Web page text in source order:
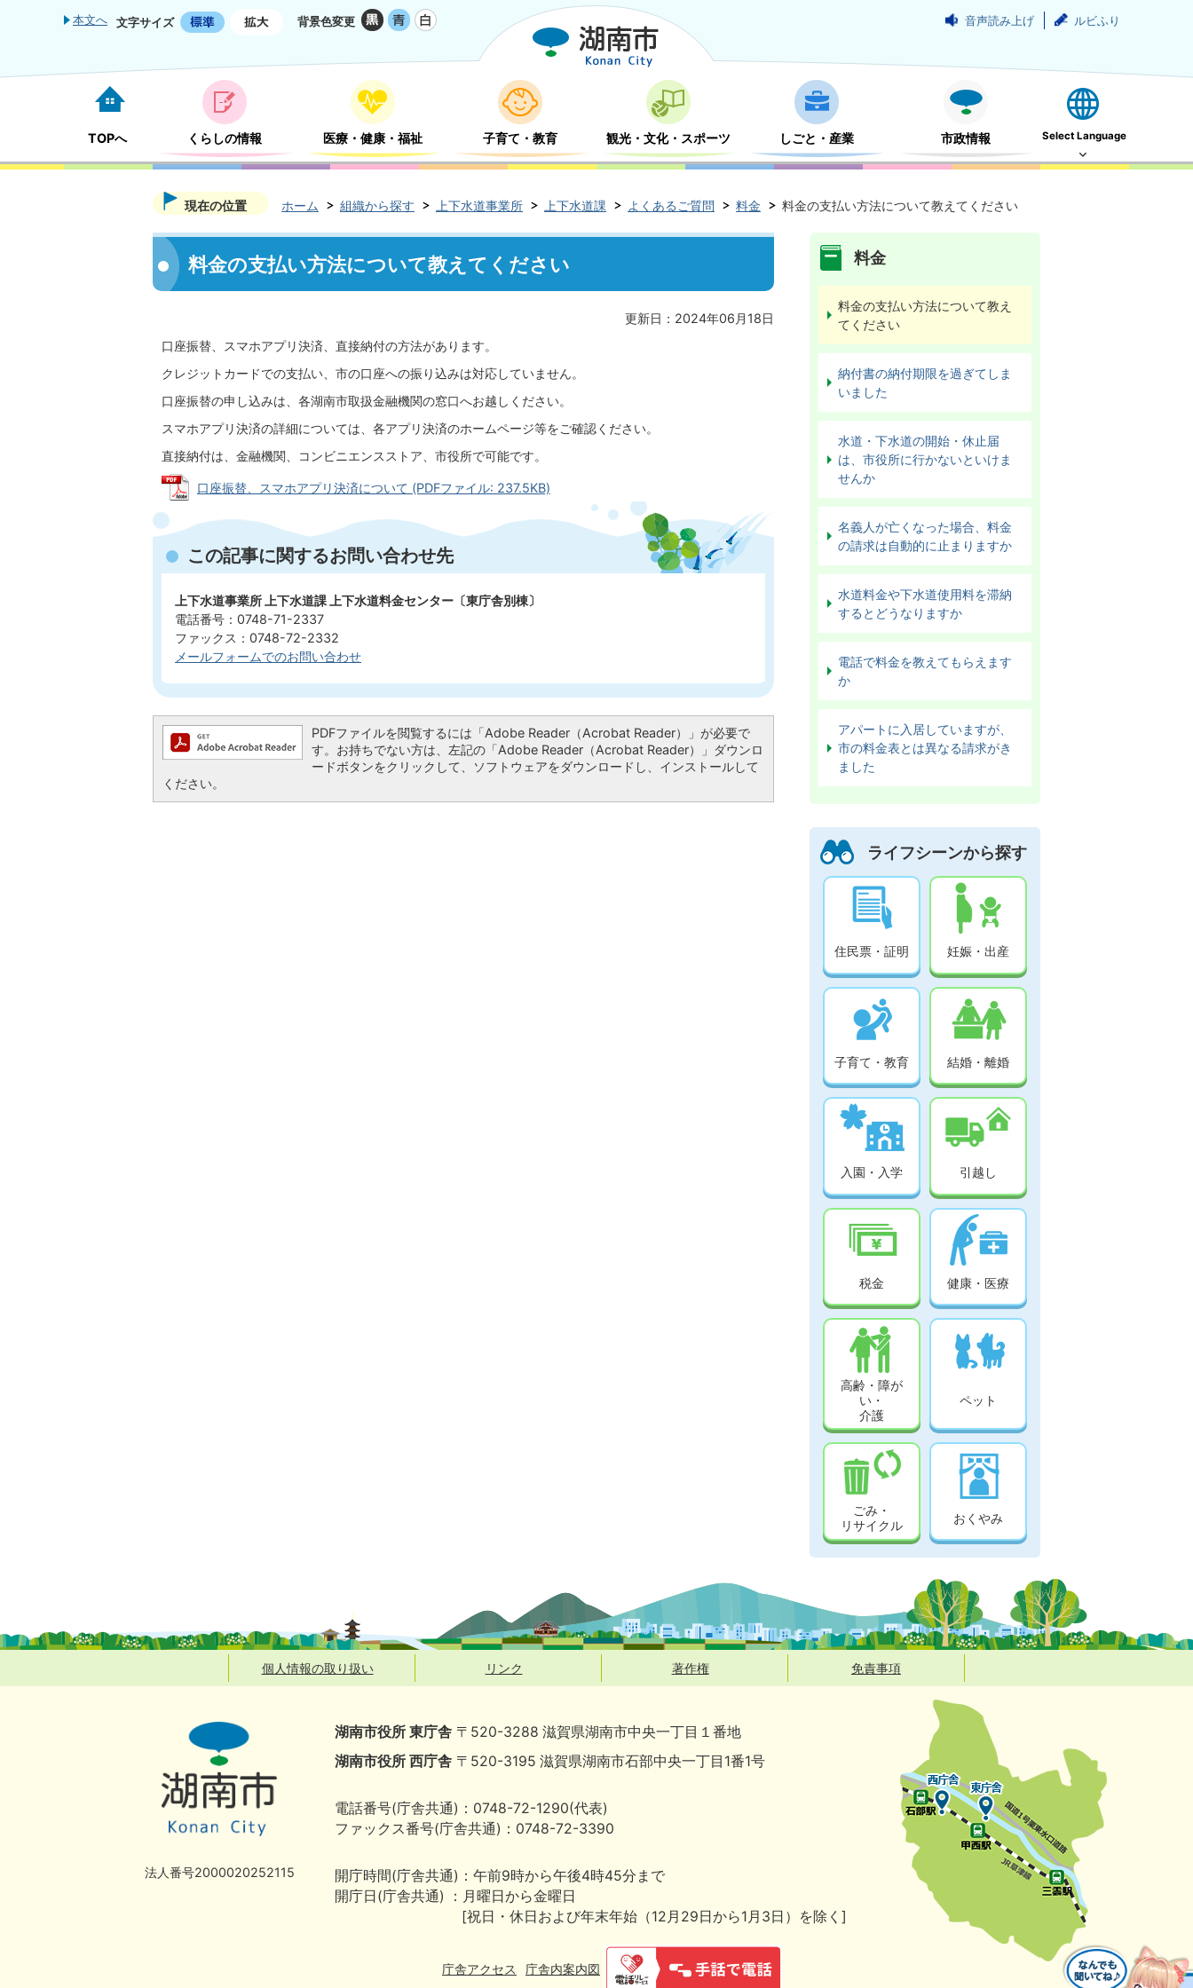
本文へ 文字サイズ 背景色変更 音声読み上げ ルビふり
TOPへ くらしの情報 医療・健康・福祉 子育て・教育 観光・文化・スポーツ しごと・産業 市政情報 Select Language
現在の位置 ホーム 組織から探す 上下水道事業所 上下水道課 よくあるご質問 料金 料金の支払い方法について教えてください
料金の支払い方法について教えてください
更新日：2024年06月18日
口座振替、スマホアプリ決済、直接納付の方法があります。
クレジットカードでの支払い、市の口座への振り込みは対応していません。
口座振替の申し込みは、各湖南市取扱金融機関の窓口へお越しください。
スマホアプリ決済の詳細については、各アプリ決済のホームページ等をご確認ください。
直接納付は、金融機関、コンビニエンスストア、市役所で可能です。
口座振替、スマホアプリ決済について (PDFファイル: 237.5KB)
この記事に関するお問い合わせ先
上下水道事業所 上下水道課 上下水道料金センター〔東庁舎別棟〕
電話番号：0748-71-2337
ファックス：0748-72-2332
メールフォームでのお問い合わせ
PDFファイルを閲覧するには「Adobe Reader（Acrobat Reader）」が必要で
す。お持ちでない方は、左記の「Adobe Reader（Acrobat Reader）」ダウンロ
ードボタンをクリックして、ソフトウェアをダウンロードし、インストールして
ください。
料金
料金の支払い方法について教え
てください
納付書の納付期限を過ぎてしま
いました
水道・下水道の開始・休止届
は、市役所に行かないといけま
せんか
名義人が亡くなった場合、料金
の請求は自動的に止まりますか
水道料金や下水道使用料を滞納
するとどうなりますか
電話で料金を教えてもらえます
か
アパートに入居していますが、
市の料金表とは異なる請求がき
ました
ライフシーンから探す
住民票・証明 妊娠・出産
子育て・教育 結婚・離婚
入園・入学 引越し
税金 健康・医療
高齢・障が
い・
介護
ペット
ごみ・
リサイクル
おくやみ
個人情報の取り扱い リンク 著作権 免責事項
法人番号2000020252115
湖南市役所 東庁舎 〒520-3288 滋賀県湖南市中央一丁目１番地
湖南市役所 西庁舎 〒520-3195 滋賀県湖南市石部中央一丁目1番1号
電話番号(庁舎共通)：0748-72-1290(代表)
ファックス番号(庁舎共通)：0748-72-3390
開庁時間(庁舎共通)：午前9時から午後4時45分まで
開庁日(庁舎共通) ：月曜日から金曜日
[祝日・休日および年末年始（12月29日から1月3日）を除く]
庁舎アクセス 庁舎内案内図